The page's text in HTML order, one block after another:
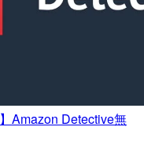
Amazon Detective無